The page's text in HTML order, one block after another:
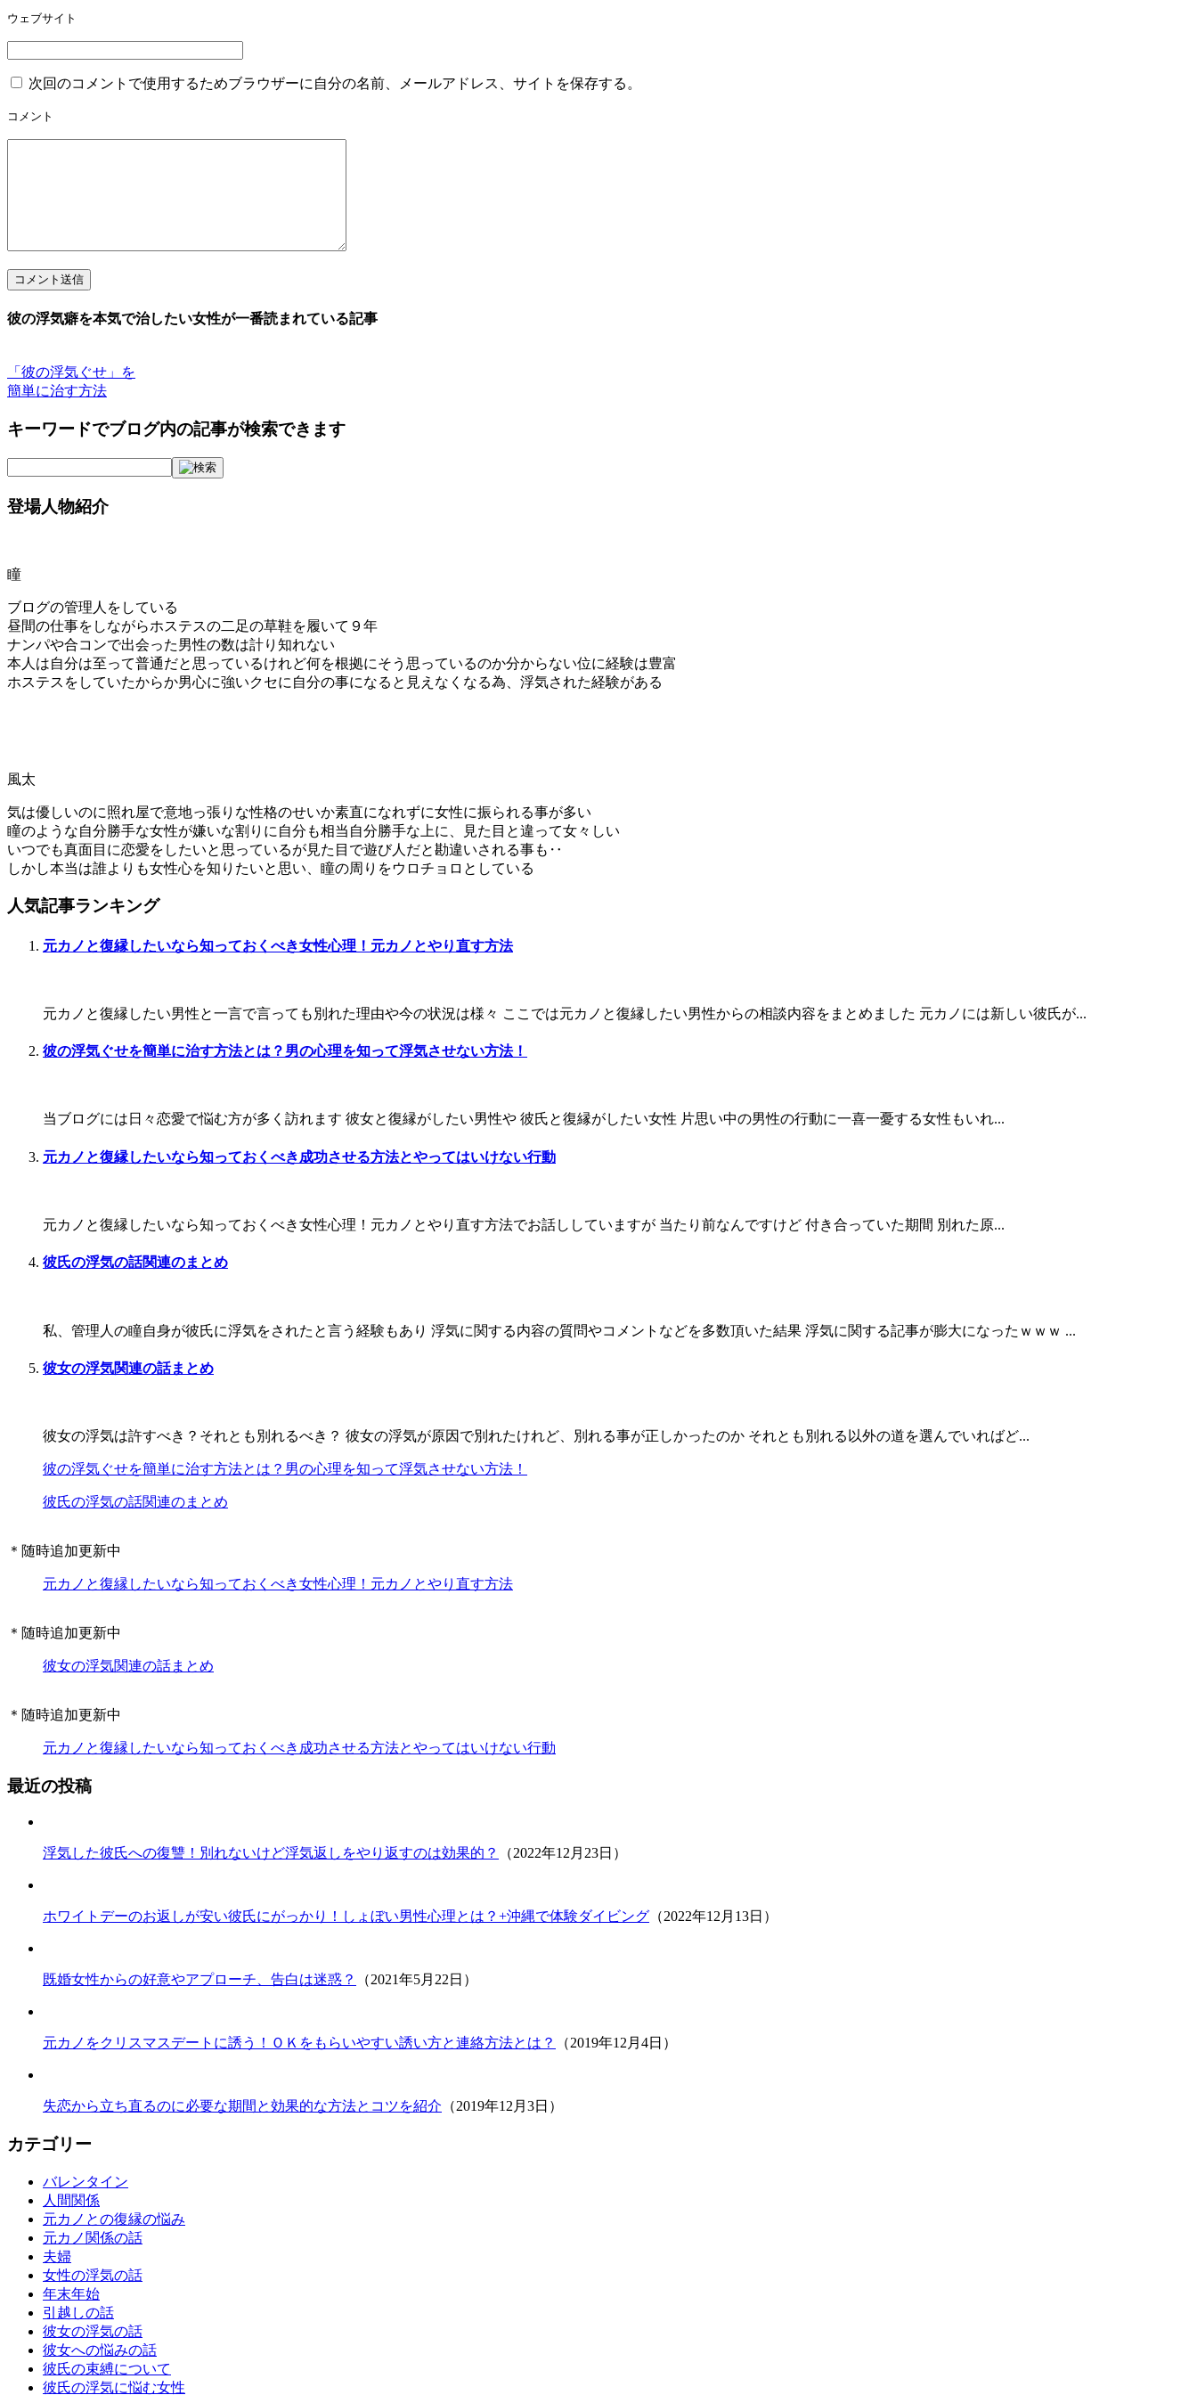
ウェブサイト
次回のコメントで使用するためブラウザーに自分の名前、メールアドレス、サイトを保存する。
コメント
コメント送信
彼の浮気癖を本気で治したい女性が一番読まれている記事
「彼の浮気ぐせ」を
簡単に治す方法
キーワードでブログ内の記事が検索できます
登場人物紹介
瞳
ブログの管理人をしている
昼間の仕事をしながらホステスの二足の草鞋を履いて９年
ナンパや合コンで出会った男性の数は計り知れない
本人は自分は至って普通だと思っているけれど何を根拠にそう思っているのか分からない位に経験は豊富
ホステスをしていたからか男心に強いクセに自分の事になると見えなくなる為、浮気された経験がある
風太
気は優しいのに照れ屋で意地っ張りな性格のせいか素直になれずに女性に振られる事が多い
瞳のような自分勝手な女性が嫌いな割りに自分も相当自分勝手な上に、見た目と違って女々しい
いつでも真面目に恋愛をしたいと思っているが見た目で遊び人だと勘違いされる事も‥
しかし本当は誰よりも女性心を知りたいと思い、瞳の周りをウロチョロとしている
人気記事ランキング
元カノと復縁したいなら知っておくべき女性心理！元カノとやり直す方法
元カノと復縁したい男性と一言で言っても別れた理由や今の状況は様々 ここでは元カノと復縁したい男性からの相談内容をまとめました 元カノには新しい彼氏が...
彼の浮気ぐせを簡単に治す方法とは？男の心理を知って浮気させない方法！
当ブログには日々恋愛で悩む方が多く訪れます 彼女と復縁がしたい男性や 彼氏と復縁がしたい女性 片思い中の男性の行動に一喜一憂する女性もいれ...
元カノと復縁したいなら知っておくべき成功させる方法とやってはいけない行動
元カノと復縁したいなら知っておくべき女性心理！元カノとやり直す方法でお話ししていますが 当たり前なんですけど 付き合っていた期間 別れた原...
彼氏の浮気の話関連のまとめ
私、管理人の瞳自身が彼氏に浮気をされたと言う経験もあり 浮気に関する内容の質問やコメントなどを多数頂いた結果 浮気に関する記事が膨大になったｗｗｗ ...
彼女の浮気関連の話まとめ
彼女の浮気は許すべき？それとも別れるべき？ 彼女の浮気が原因で別れたけれど、別れる事が正しかったのか それとも別れる以外の道を選んでいればど...
彼の浮気ぐせを簡単に治す方法とは？男の心理を知って浮気させない方法！
彼氏の浮気の話関連のまとめ
＊随時追加更新中
元カノと復縁したいなら知っておくべき女性心理！元カノとやり直す方法
＊随時追加更新中
彼女の浮気関連の話まとめ
＊随時追加更新中
元カノと復縁したいなら知っておくべき成功させる方法とやってはいけない行動
最近の投稿
浮気した彼氏への復讐！別れないけど浮気返しをやり返すのは効果的？ （2022年12月23日）
ホワイトデーのお返しが安い彼氏にがっかり！しょぼい男性心理とは？+沖縄で体験ダイビング （2022年12月13日）
既婚女性からの好意やアプローチ、告白は迷惑？ （2021年5月22日）
元カノをクリスマスデートに誘う！ＯＫをもらいやすい誘い方と連絡方法とは？ （2019年12月4日）
失恋から立ち直るのに必要な期間と効果的な方法とコツを紹介 （2019年12月3日）
カテゴリー
バレンタイン
人間関係
元カノとの復縁の悩み
元カノ関係の話
夫婦
女性の浮気の話
年末年始
引越しの話
彼女の浮気の話
彼女への悩みの話
彼氏の束縛について
彼氏の浮気に悩む女性